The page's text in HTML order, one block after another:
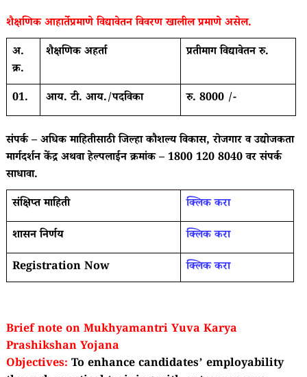
शैक्षणिक आहार्तेप्रमाणे विद्यावेतन विवरण खालील प्रमाणे असेल.
अ.
क्र.
शैक्षणिक अहर्ता प्रतीमाग विद्यावेतन रु.
01. आय. टी. आय./पदविका रु. 8000 /-
संपर्क – अधिक माहितीसाठी जिल्हा कौशल्य विकास, रोजगार व उद्योजकता
मार्गदर्शन केंद्र अथवा हेल्पलाईन क्रमांक – 1800 120 8040 वर संपर्क
साधावा.
संक्षिप्त माहिती
क्लिक करा
शासन निर्णय
क्लिक करा
Registration Now
क्लिक करा
Brief note on Mukhyamantri Yuva Karya
Prashikshan Yojana
Objectives: To enhance candidates’ employability